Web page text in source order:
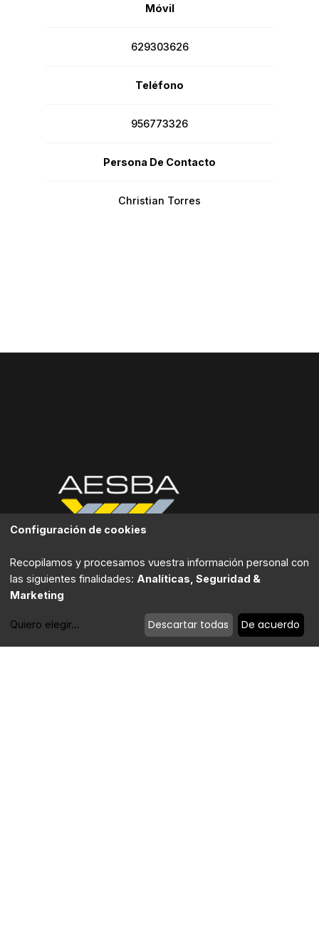
Móvil
629303626
Teléfono
956773326
Persona De Contacto
Christian Torres
Contacta
Modificar cookies
Configuración de cookies
Recopilamos y procesamos vuestra información personal con
las siguientes finalidades: Analíticas, Seguridad &
Marketing
Quiero elegir... Descartar todas De acuerdo